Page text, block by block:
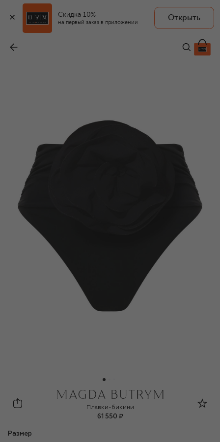
Скидка 10%
на первый заказ в приложении
Открыть
61 550 ₽
Magda Butrym
Плавки-бикини
61 550 ₽
Размер